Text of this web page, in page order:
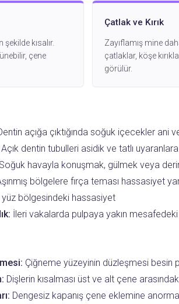
kısalır.
çene
Çatlak ve Kırık
Zayıflamış mine
çatlaklar, köşe
görülür.
açığa çıktığında soğuk içecekler ani
Açık dentin tubulleri asidik ve tatlı uyaranlara
Soğuk havayla konuşmak, gülmek veya
bölgelere fırça teması hassasiyet
yüz bölgesindeki hassasiyet
İleri vakalarda pulpaya yakın mesafedeki
Çiğneme yüzeyinin düzleşmesi besin
Dişlerin kısalması üst ve alt çene
Dengesiz kapanış çene eklemine